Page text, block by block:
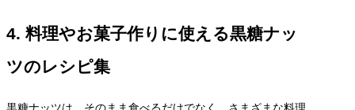
4. 料理やお菓子作りに使える黒糖ナッ
ツのレシピ集